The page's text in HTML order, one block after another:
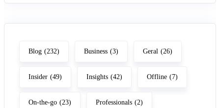
Blog (232) Business (3) Geral (26)
Insider (49) Insights (42) Offline (7)
On-the-go (23) Professionals (2)